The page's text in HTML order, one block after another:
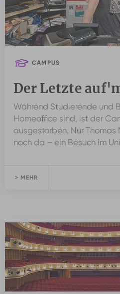
CAMPUS
Der Letzte
Während Studierende und
Homeoffice sind, ist der
ausgestorben. Nur
noch da – ein Besuch im
> MEHR